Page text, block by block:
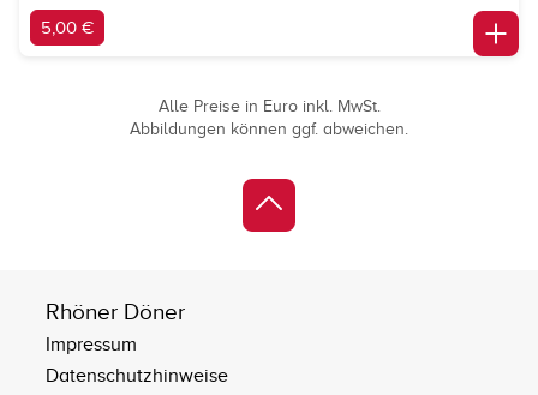
5,00 €
Alle Preise in Euro inkl. MwSt.
Abbildungen können ggf. abweichen.
Rhöner Döner
Impressum
Datenschutzhinweise